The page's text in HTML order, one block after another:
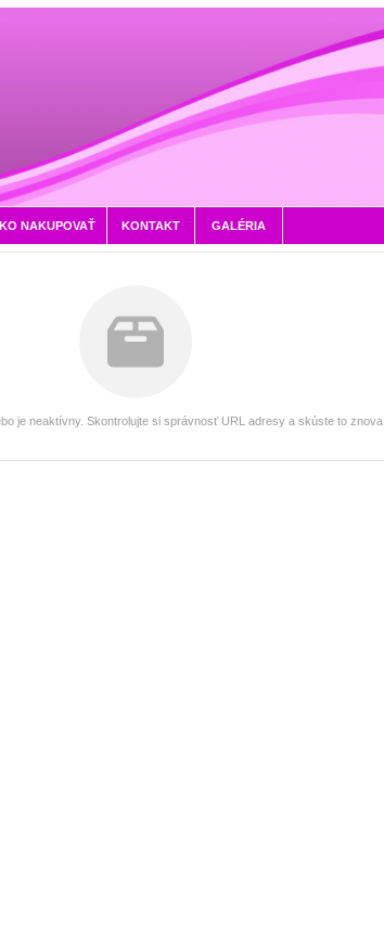
NAKUPOVAŤ KONTAKT GALÉRIA
je neaktívny. Skontrolujte si správnosť URL adresy a skúste to znova.